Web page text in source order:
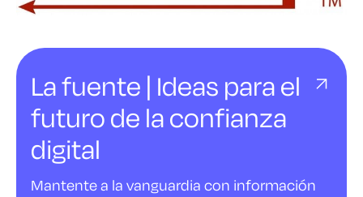
La fuente | Ideas para el
futuro de la confianza
digital
Mantente a la vanguardia con información